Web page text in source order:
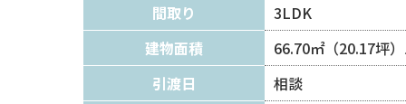
間取り
3LDK
建物面積
66.70㎡（20.17坪
引渡日
相談